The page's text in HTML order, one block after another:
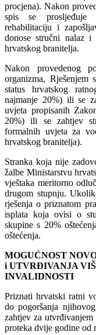
procjena). Nakon
spis se prosljeđuje
rehabilitaciju i
donose stručni nalaz i
hrvatskog branitelja.
Nakon provedenog
organizma,
status hrvatskog
najmanje 20%) ili se
uvjeta propisanih
20%) ili se zahtjev
formalnih uvjeta za
hrvatskog branitelja).
Stranka koja nije
žalbe Ministarstvu
vještaka meritorno
drugom stupnju.
rješenja o priznatom
isplata koja ovisi o
skupine s 20%
oštećenja.
MOGUĆNOST
i UTVRĐIVANJA
INVALIDNOSTI
Priznati hrvatski ratni
do pogoršanja
zahtjev za utvrđivanjem
proteka dvije godine od